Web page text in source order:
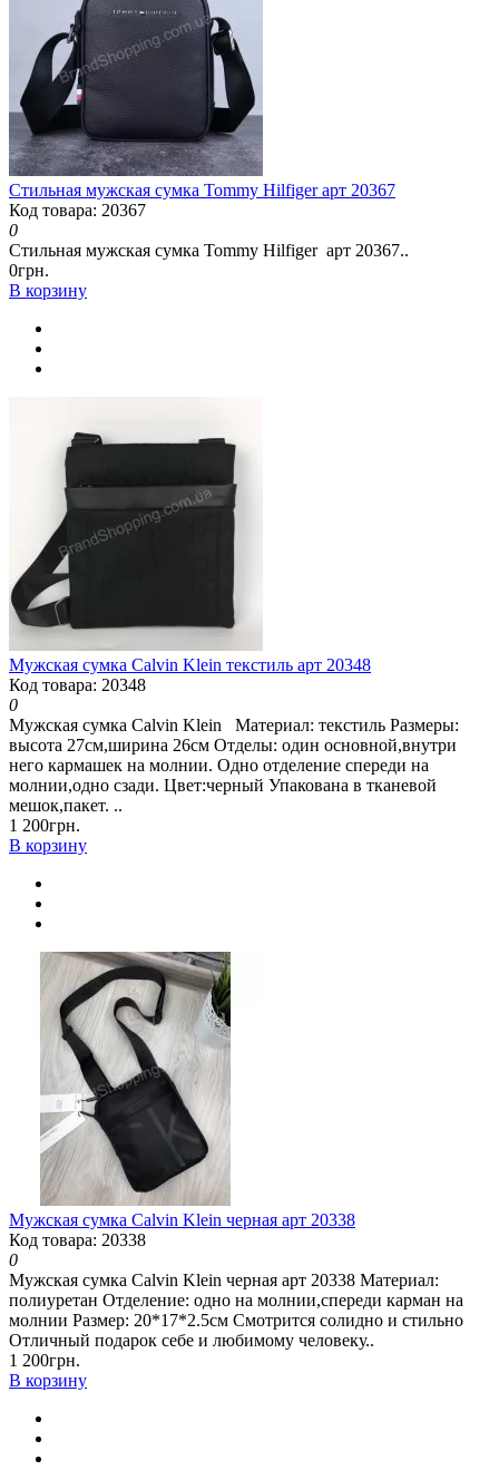
Стильная мужская сумка Tommy Hilfiger арт 20367
Код товара: 20367
0
Стильная мужская сумка Tommy Hilfiger арт 20367..
0грн.
В корзину
Мужская сумка Calvin Klein текстиль арт 20348
Код товара: 20348
0
Мужская сумка Calvin Klein Материал: текстиль Размеры:
высота 27см,ширина 26см Отделы: один основной,внутри
него кармашек на молнии. Одно отделение спереди на
молнии,одно сзади. Цвет:черный Упакована в тканевой
мешок,пакет. ..
1 200грн.
В корзину
Мужская сумка Calvin Klein черная арт 20338
Код товара: 20338
0
Мужская сумка Calvin Klein черная арт 20338 Материал:
полиуретан Отделение: одно на молнии,спереди карман на
молнии Размер: 20*17*2.5см Смотрится солидно и стильно
Отличный подарок себе и любимому человеку..
1 200грн.
В корзину